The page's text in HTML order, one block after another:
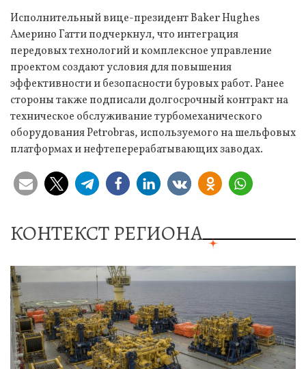
Исполнительный вице-президент Baker Hughes
Америно Гатти подчеркнул, что интеграция
передовых технологий и комплексное управление
проектом создают условия для повышения
эффективности и безопасности буровых работ. Ранее
стороны также подписали долгосрочный контракт на
техническое обслуживание турбомеханического
оборудования Petrobras, используемого на шельфовых
платформах и нефтеперерабатывающих заводах.
КОНТЕКСТ РЕГИОНА